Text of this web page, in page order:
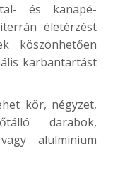
és kanapé-
életérzést
köszönhetően
karbantartást
kör, négyzet,
darabok,
alulminium